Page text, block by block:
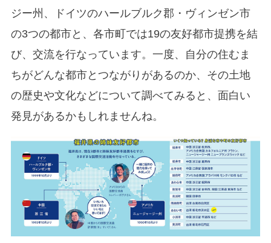
ジー州、ドイツのハールブルク郡・ヴィンゼン市
の3つの都市と、各市町では19の友好都市提携を結
び、交流を行なっています。一度、自分の住むま
ちがどんな都市とつながりがあるのか、その土地
の歴史や文化などについて調べてみると、面白い
発見があるかもしれませんね。